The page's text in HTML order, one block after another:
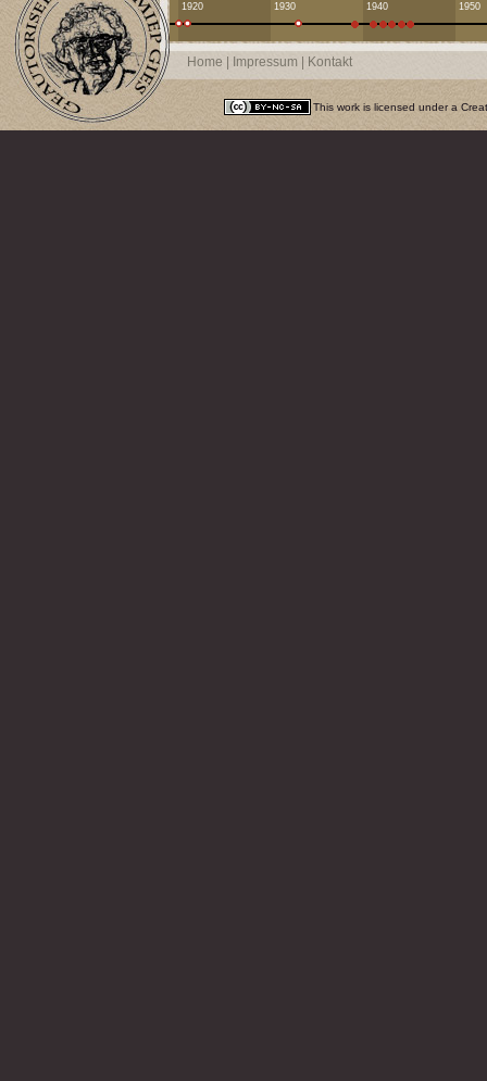
1920 1930 1940 1950
Home Impressum Kontakt
This work is licensed under a